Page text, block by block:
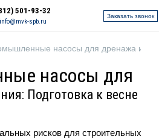
501-93-32
info@mvk-spb.ru
Заказать звонок
насосы для
Подготовка к весне
рисков для строительных